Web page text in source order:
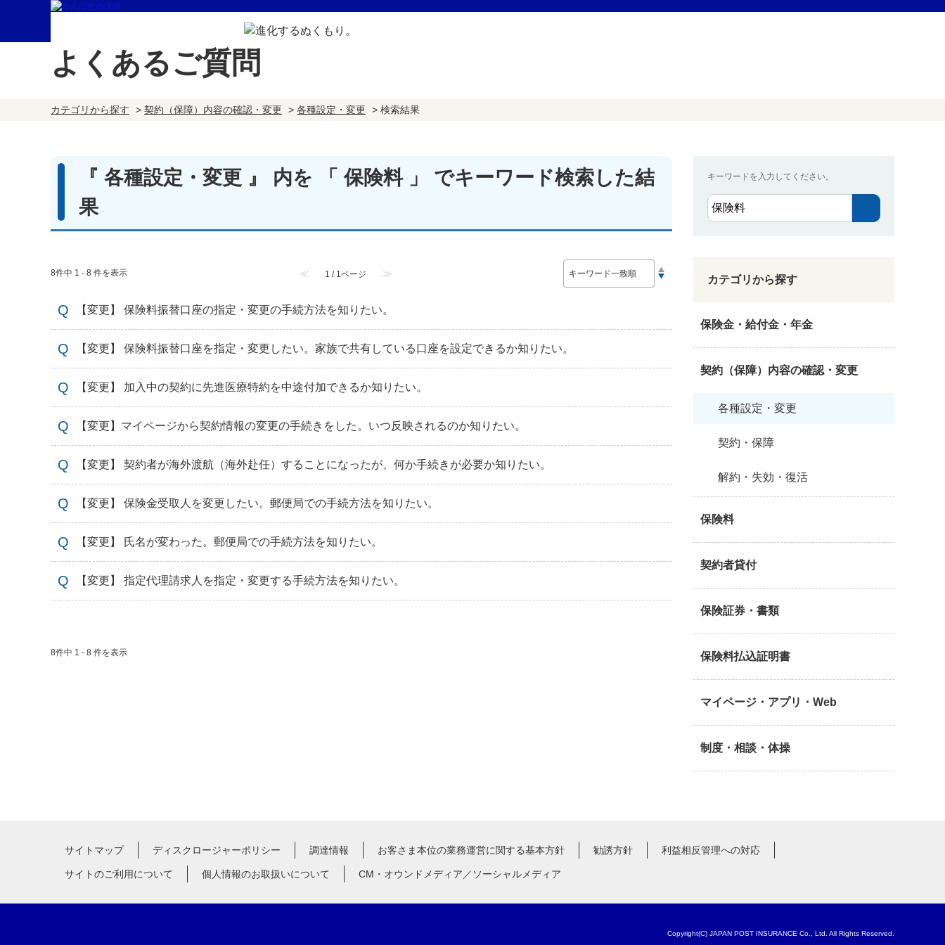
よくあるご質問
カテゴリから探す > 契約（保障）内容の確認・変更 > 各種設定・変更 > 検索結果
キーワードを入力してください。
カテゴリから探す
保険金・給付金・年金
契約（保障）内容の確認・変更
各種設定・変更
契約・保障
解約・失効・復活
保険料
契約者貸付
保険証券・書類
保険料払込証明書
マイページ・アプリ・Web
制度・相談・体操
『 各種設定・変更 』 内を 「 保険料 」 でキーワード検索した結
果
8件中 1 - 8 件を表示 ≪ 1 / 1ページ ≫
【変更】 保険料振替口座の指定・変更の手続方法を知りたい。
【変更】 保険料振替口座を指定・変更したい。家族で共有している口座を設定できるか知りたい。
【変更】 加入中の契約に先進医療特約を中途付加できるか知りたい。
【変更】マイページから契約情報の変更の手続きをした。いつ反映されるのか知りたい。
【変更】 契約者が海外渡航（海外赴任）することになったが、何か手続きが必要か知りたい。
【変更】 保険金受取人を変更したい。郵便局での手続方法を知りたい。
【変更】 氏名が変わった。郵便局での手続方法を知りたい。
【変更】 指定代理請求人を指定・変更する手続方法を知りたい。
8件中 1 - 8 件を表示
サイトマップ ディスクロージャーポリシー 調達情報 お客さま本位の業務運営に関する基本方針 勧誘方針 利益相反管理への対応
サイトのご利用について 個人情報のお取扱いについて CM・オウンドメディア／ソーシャルメディア
Copyright(C) JAPAN POST INSURANCE Co., Ltd. All Rights Reserved.